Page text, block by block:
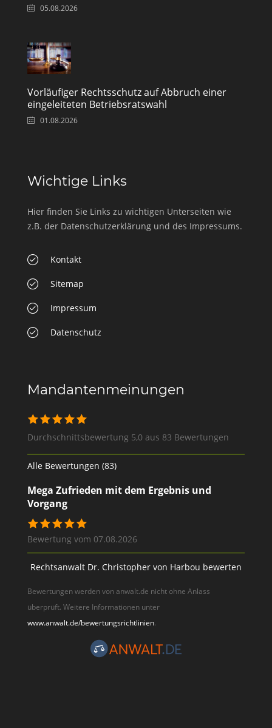
05.08.2026
Vorläufiger Rechtsschutz auf Abbruch einer
eingeleiteten Betriebsratswahl
01.08.2026
Wichtige Links
Hier finden Sie Links zu wichtigen Unterseiten wie
z.B. der Datenschutzerklärung und des Impressums.
Kontakt
Sitemap
Impressum
Datenschutz
Mandantenmeinungen
Durchschnittsbewertung 5,0 aus 83 Bewertungen
Alle Bewertungen (83)
Mega Zufrieden mit dem Ergebnis und
Vorgang
Bewertung vom 07.08.2026
Rechtsanwalt Dr. Christopher von Harbou bewerten
Bewertungen werden von anwalt.de nicht ohne Anlass
überprüft. Weitere Informationen unter
www.anwalt.de/bewertungsrichtlinien.